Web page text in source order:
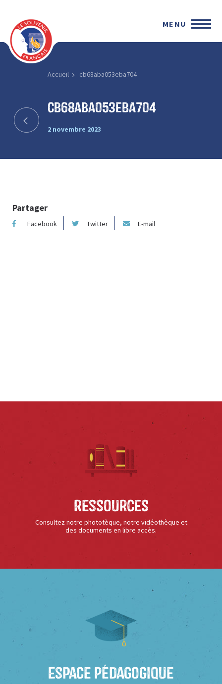
MENU
Accueil cb68aba053eba704
cb68aba053eba704
2 novembre 2023
Partager
Facebook Twitter E-mail
Ressources
Consultez notre phototèque, notre vidéothèque et
des documents en libre accès.
Espace Pédagogique